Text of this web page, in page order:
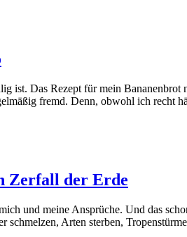
ist. Das Rezept für mein
fremd. Denn, obwohl ich recht
Zerfall der Erde
und meine Ansprüche. Und das
schmelzen, Arten sterben,